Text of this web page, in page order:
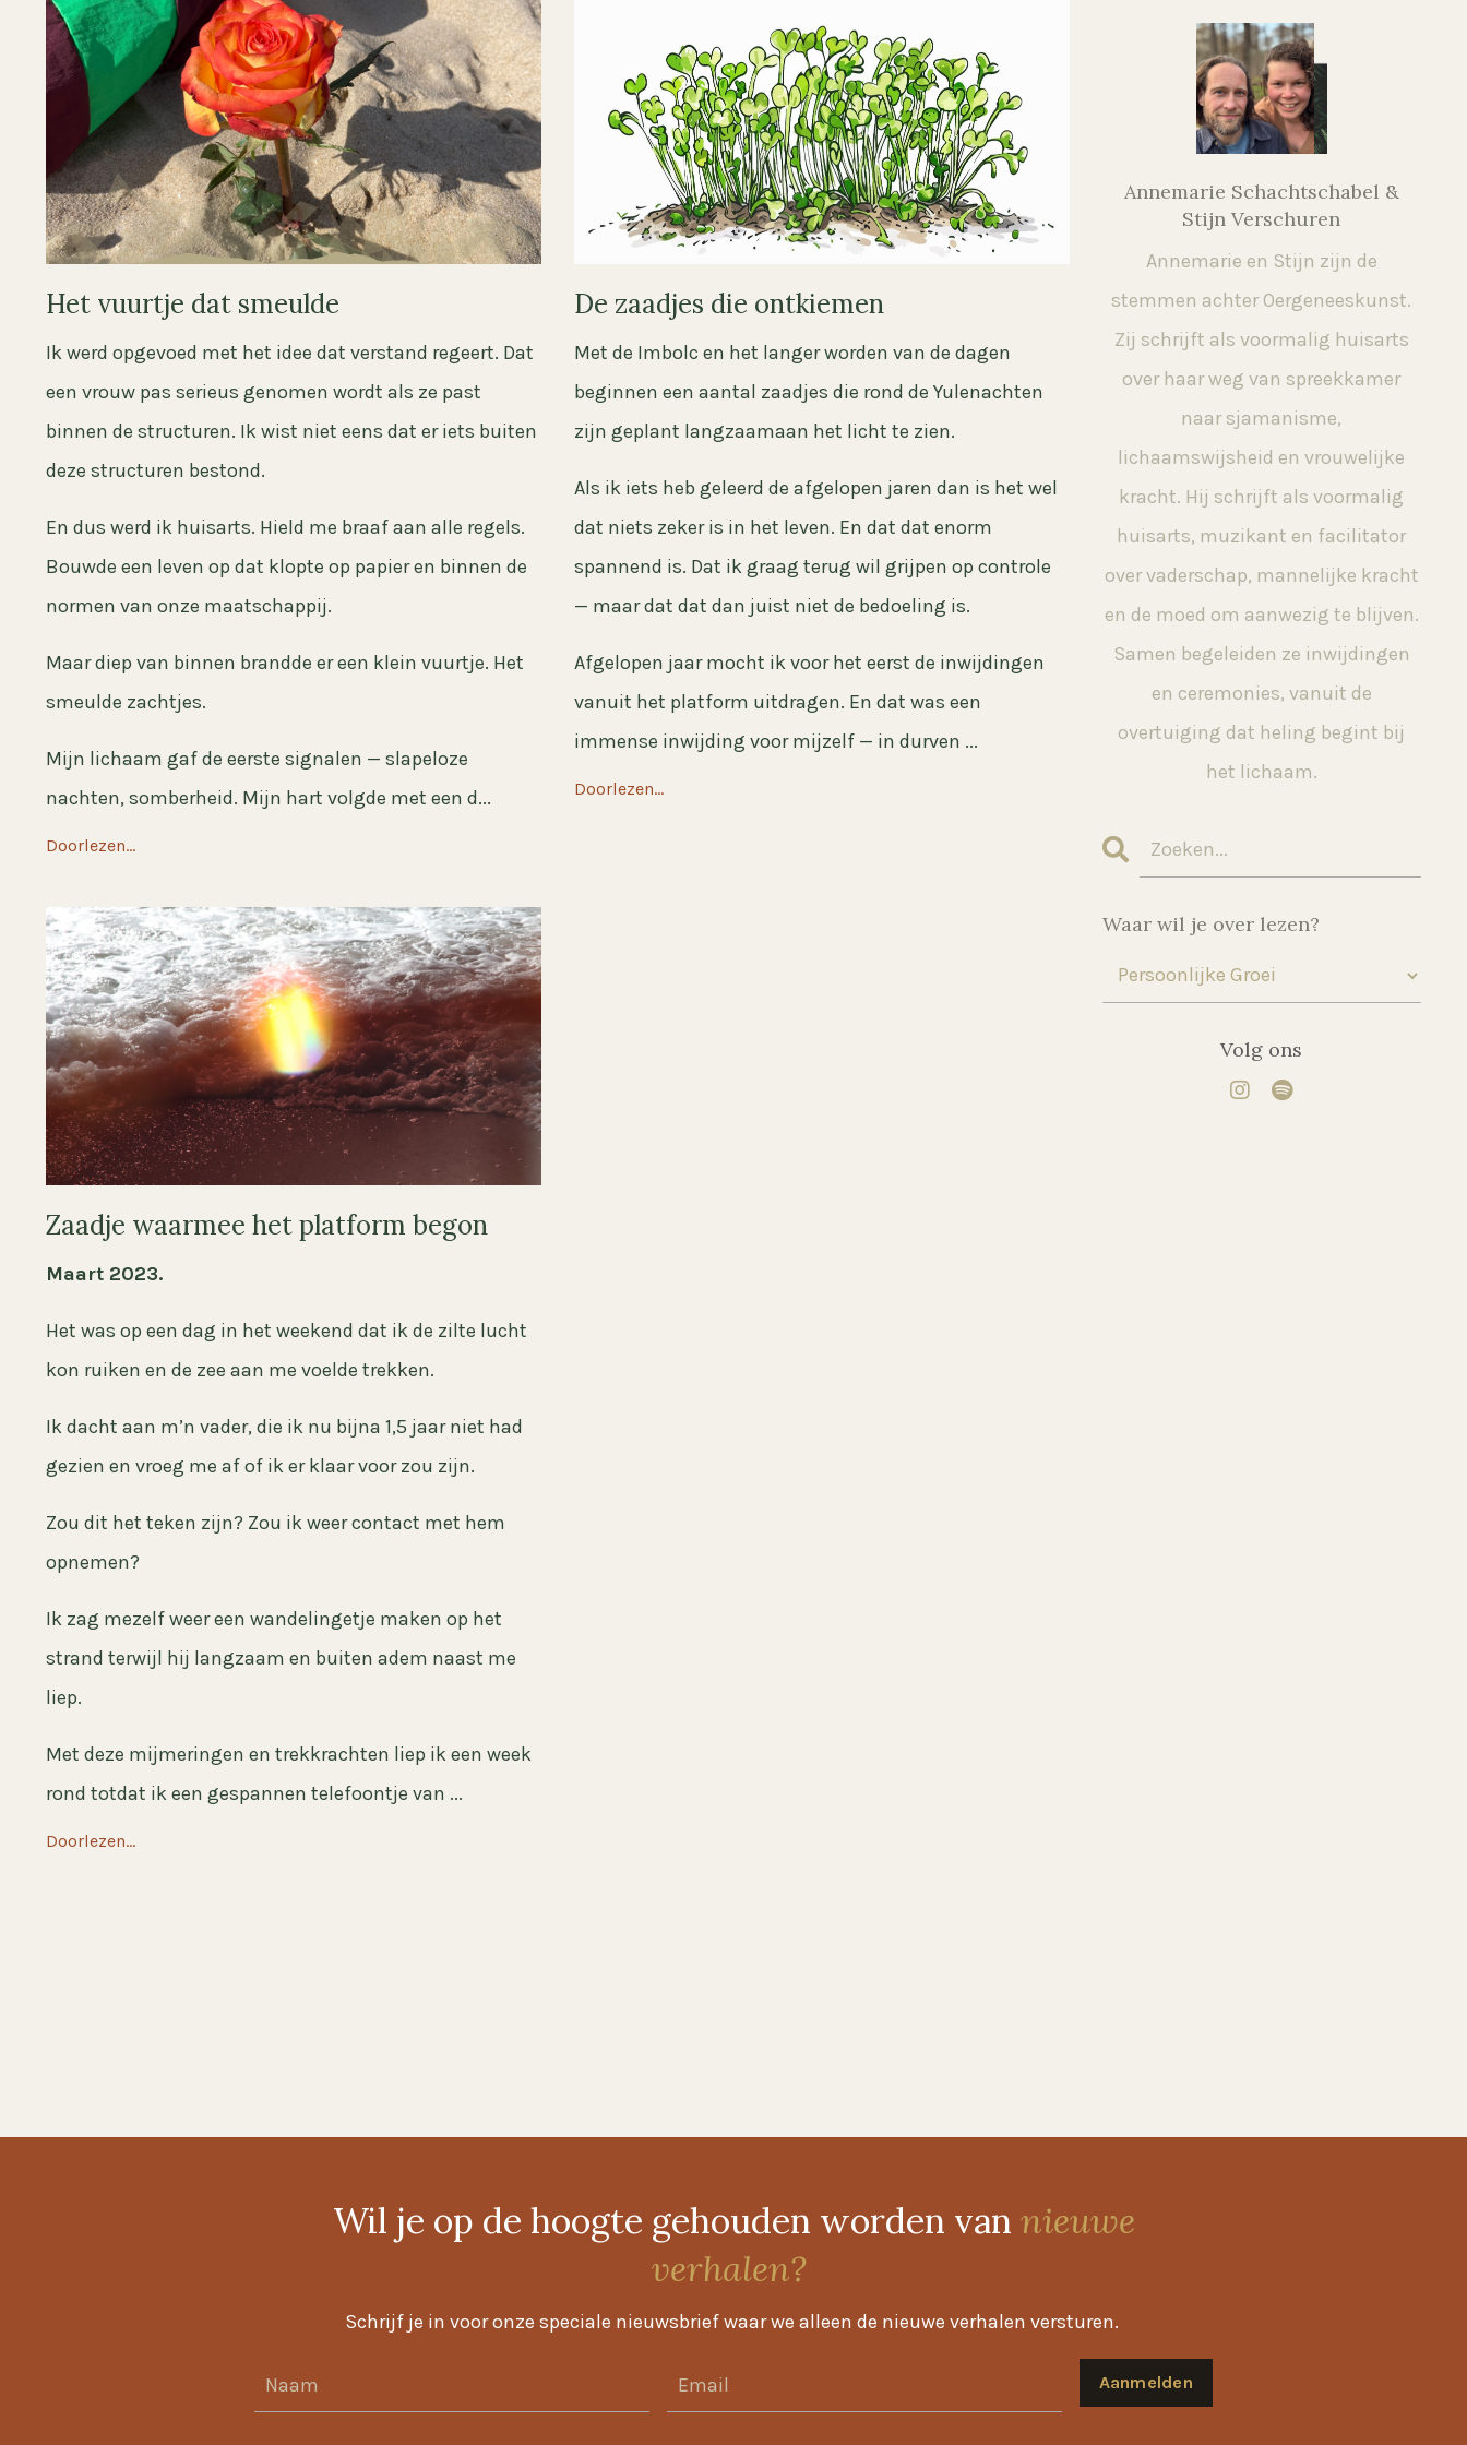
Het vuurtje dat smeulde
Ik werd opgevoed met het idee dat verstand regeert. Dat
een vrouw pas serieus genomen wordt als ze past
binnen de structuren. Ik wist niet eens dat er iets buiten
deze structuren bestond.
En dus werd ik huisarts. Hield me braaf aan alle regels.
Bouwde een leven op dat klopte op papier en binnen de
normen van onze maatschappij.
Maar diep van binnen brandde er een klein vuurtje. Het
smeulde zachtjes.
Mijn lichaam gaf de eerste signalen — slapeloze
nachten, somberheid. Mijn hart volgde met een d...
Doorlezen...
De zaadjes die ontkiemen
Met de Imbolc en het langer worden van de dagen
beginnen een aantal zaadjes die rond de Yulenachten
zijn geplant langzaamaan het licht te zien.
Als ik iets heb geleerd de afgelopen jaren dan is het wel
dat niets zeker is in het leven. En dat dat enorm
spannend is. Dat ik graag terug wil grijpen op controle
— maar dat dat dan juist niet de bedoeling is.
Afgelopen jaar mocht ik voor het eerst de inwijdingen
vanuit het platform uitdragen. En dat was een
immense inwijding voor mijzelf — in durven ...
Doorlezen...
Zaadje waarmee het platform begon
Maart 2023.
Het was op een dag in het weekend dat ik de zilte lucht
kon ruiken en de zee aan me voelde trekken.
Ik dacht aan m’n vader, die ik nu bijna 1,5 jaar niet had
gezien en vroeg me af of ik er klaar voor zou zijn.
Zou dit het teken zijn? Zou ik weer contact met hem
opnemen?
Ik zag mezelf weer een wandelingetje maken op het
strand terwijl hij langzaam en buiten adem naast me
liep.
Met deze mijmeringen en trekkrachten liep ik een week
rond totdat ik een gespannen telefoontje van ...
Doorlezen...
Annemarie Schachtschabel &
Stijn Verschuren
Annemarie en Stijn zijn de
stemmen achter Oergeneeskunst.
Zij schrijft als voormalig huisarts
over haar weg van spreekkamer
naar sjamanisme,
lichaamswijsheid en vrouwelijke
kracht. Hij schrijft als voormalig
huisarts, muzikant en facilitator
over vaderschap, mannelijke kracht
en de moed om aanwezig te blijven.
Samen begeleiden ze inwijdingen
en ceremonies, vanuit de
overtuiging dat heling begint bij
het lichaam.
Waar wil je over lezen?
Volg ons
Wil je op de hoogte gehouden worden van nieuwe
verhalen?
Schrijf je in voor onze speciale nieuwsbrief waar we alleen de nieuwe verhalen versturen.
Aanmelden